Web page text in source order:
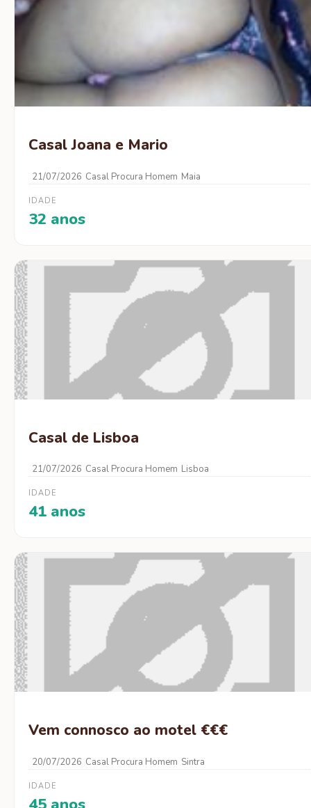
Casal Joana e Mario
21/07/2026 Casal Procura Homem Maia
IDADE
32 anos
Casal de Lisboa
21/07/2026 Casal Procura Homem Lisboa
IDADE
41 anos
Vem connosco ao motel €€€
20/07/2026 Casal Procura Homem Sintra
IDADE